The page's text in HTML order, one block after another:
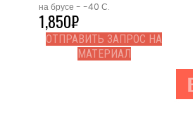
на брусе - -40 С.
1,850₽
ОТПРАВИТЬ ЗАПРОС НА
МАТЕРИАЛ